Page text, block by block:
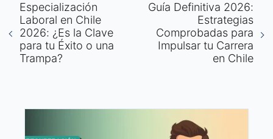
Especialización
Laboral en Chile
2026: ¿Es la Clave
para tu Éxito o una
Trampa?
Guía Definitiva 2026:
Estrategias
Comprobadas para
Impulsar tu Carrera
en Chile